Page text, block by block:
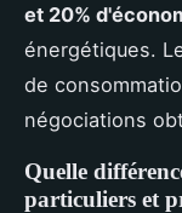
et 20%
énergétiques.
de
négociations
Quelle
particuliers et